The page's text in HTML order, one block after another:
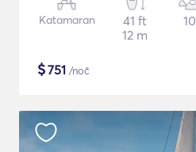
Katamaran
41 ft
12 m
10
$751 /noč